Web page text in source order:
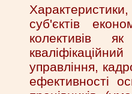
суб'єктів
колективів
управління,
ефективності